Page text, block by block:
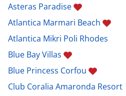
Asteras Paradise
Atlantica Marmari Beach
Atlantica Mikri Poli Rhodes
Blue Bay Villas
Blue Princess Corfou
Club Coralia Amaronda Resort